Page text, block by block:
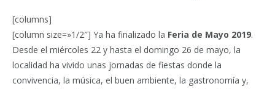
[columns]
[column size=»1/2″] Ya ha finalizado la Feria de Mayo 2019.
Desde el miércoles 22 y hasta el domingo 26 de mayo, la
localidad ha vivido unas jornadas de fiestas donde la
convivencia, la música, el buen ambiente, la gastronomía y,